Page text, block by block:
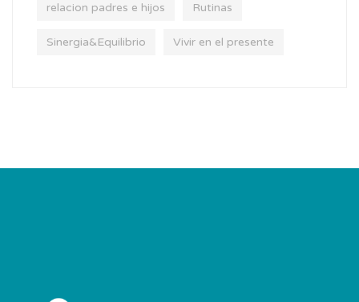
relacion padres e hijos Rutinas
Sinergia&Equilibrio Vivir en el presente